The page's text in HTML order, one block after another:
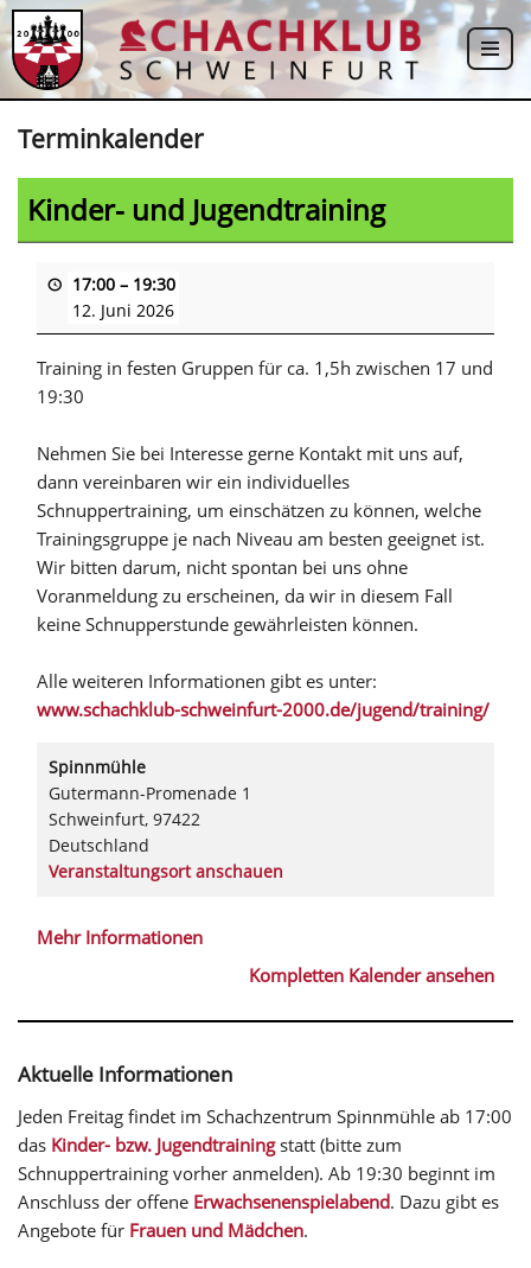
Zum
Inhalt
Terminkalender
Kinder- und Jugendtraining
17:00 – 19:30
12. Juni 2026
Training in festen Gruppen für ca. 1,5h zwischen 17 und
19:30
Nehmen Sie bei Interesse gerne Kontakt mit uns auf,
dann vereinbaren wir ein individuelles
Schnuppertraining, um einschätzen zu können, welche
Trainingsgruppe je nach Niveau am besten geeignet ist.
Wir bitten darum, nicht spontan bei uns ohne
Voranmeldung zu erscheinen, da wir in diesem Fall
keine Schnupperstunde gewährleisten können.
Alle weiteren Informationen gibt es unter:
www.schachklub-schweinfurt-2000.de/jugend/training/
Spinnmühle
Gutermann-Promenade 1
Schweinfurt, 97422
Deutschland
Veranstaltungsort anschauen
Mehr Informationen
Kompletten Kalender ansehen
Aktuelle Informationen
Jeden Freitag findet im Schachzentrum Spinnmühle ab 17:00
das Kinder- bzw. Jugendtrainingstatt (bitte zum
Schnuppertraining vorher anmelden). Ab 19:30 beginnt im
Anschluss der offene Erwachsenenspielabend. Dazu gibt es
Angebote für Frauen und Mädchen.